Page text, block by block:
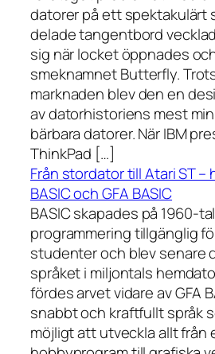
datorer på ett spektakulärt
delade tangentbord
sig när locket öppnades
smeknamnet Butterfly.
marknaden blev den en
av datorhistoriens mest
bärbara datorer. När IBM
ThinkPad […]
Från stordator till Atari ST –
BASIC och GFA BASIC
BASIC skapades på 1960-
programmering tillgänglig
studenter och blev senare
språket i miljontals
fördes arvet vidare av GFA
snabbt och kraftfullt språk
möjligt att utveckla allt från